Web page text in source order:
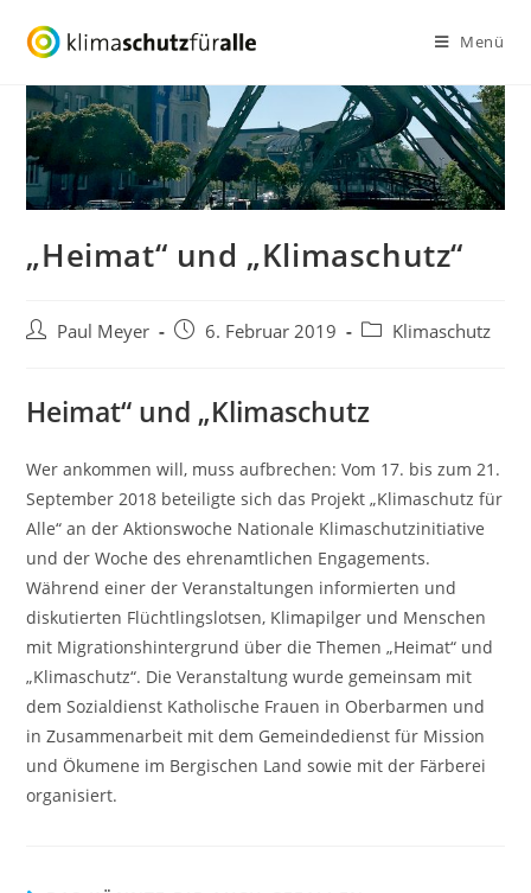
Inhalt
Menü
„Heimat“ und „Klimaschutz“
Beitrags-Paul Meyer
Beitrag6. Februar 2019
Beitrags-
Klimaschutz
Heimat“ und „Klimaschutz
Wer ankommen will, muss aufbrechen: Vom 17. bis zum 21.
September 2018 beteiligte sich das Projekt „Klimaschutz für
Alle“ an der Aktionswoche Nationale Klimaschutzinitiative
und der Woche des ehrenamtlichen Engagements.
Während einer der Veranstaltungen informierten und
diskutierten Flüchtlingslotsen, Klimapilger und Menschen
mit Migrationshintergrund über die Themen „Heimat“ und
„Klimaschutz“. Die Veranstaltung wurde gemeinsam mit
dem Sozialdienst Katholische Frauen in Oberbarmen und
in Zusammenarbeit mit dem Gemeindedienst für Mission
und Ökumene im Bergischen Land sowie mit der Färberei
organisiert.